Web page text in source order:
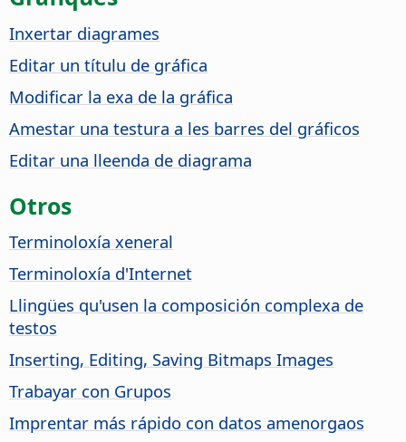
Inxertar diagrames
Editar un títulu de gráfica
Modificar la exa de la gráfica
Amestar una testura a les barres del gráficos
Editar una lleenda de diagrama
Otros
Terminoloxía xeneral
Terminoloxía d'Internet
Llingües qu'usen la composición complexa de
testos
Inserting, Editing, Saving Bitmaps Images
Trabayar con Grupos
Imprentar más rápido con datos amenorgaos